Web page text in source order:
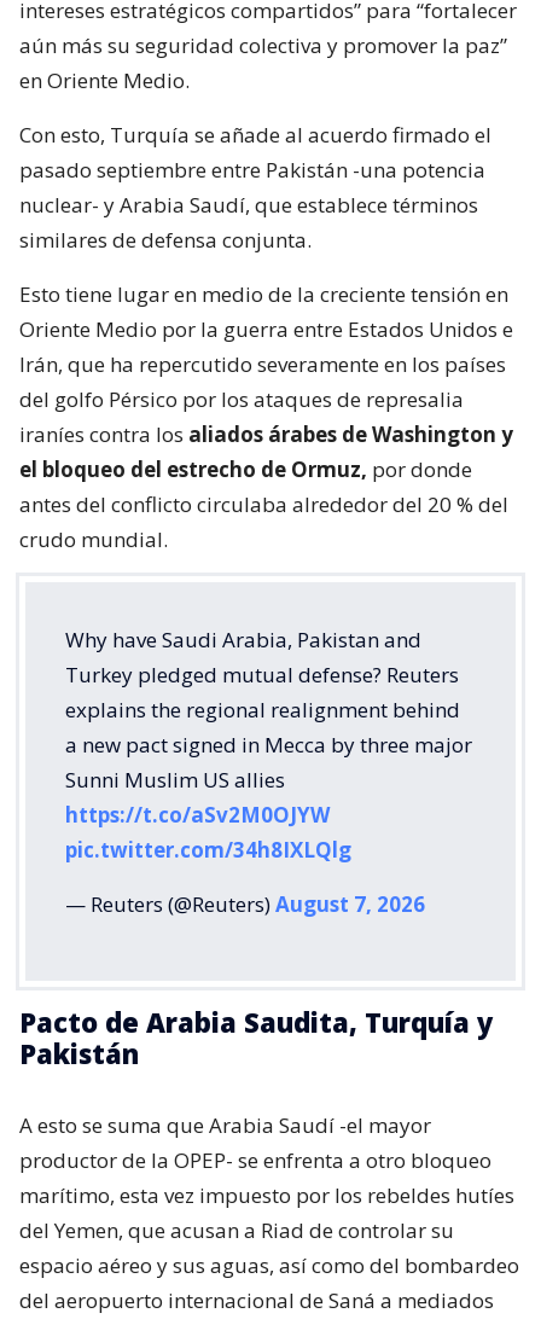
intereses estratégicos compartidos” para “fortalecer
aún más su seguridad colectiva y promover la paz”
en Oriente Medio.
Con esto, Turquía se añade al acuerdo firmado el
pasado septiembre entre Pakistán -una potencia
nuclear- y Arabia Saudí, que establece términos
similares de defensa conjunta.
Esto tiene lugar en medio de la creciente tensión en
Oriente Medio por la guerra entre Estados Unidos e
Irán, que ha repercutido severamente en los países
del golfo Pérsico por los ataques de represalia
iraníes contra los aliados árabes de Washington y
el bloqueo del estrecho de Ormuz, por donde
antes del conflicto circulaba alrededor del 20 % del
crudo mundial.
Why have Saudi Arabia, Pakistan and
Turkey pledged mutual defense? Reuters
explains the regional realignment behind
a new pact signed in Mecca by three major
Sunni Muslim US allies
https://t.co/aSv2M0OJYW
pic.twitter.com/34h8IXLQlg
— Reuters (@Reuters)August 7, 2026
Pacto de Arabia Saudita, Turquía y
Pakistán
A esto se suma que Arabia Saudí -el mayor
productor de la OPEP- se enfrenta a otro bloqueo
marítimo, esta vez impuesto por los rebeldes hutíes
del Yemen, que acusan a Riad de controlar su
espacio aéreo y sus aguas, así como del bombardeo
del aeropuerto internacional de Saná a mediados